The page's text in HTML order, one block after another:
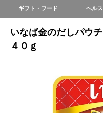
ギフト・フード ヘル
いなば金のだしパウ
４０ｇ